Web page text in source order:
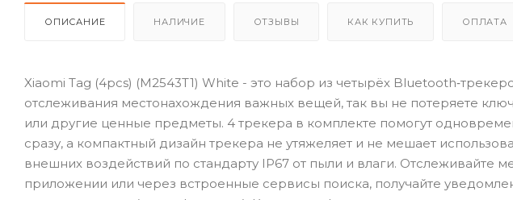
ОПИСАНИЕ НАЛИЧИЕ ОТЗЫВЫ КАК КУПИТЬ ОПЛАТА
Xiaomi Tag (4pcs) (M2543T1) White - это набор из четырёх
отслеживания местонахождения важных вещей, так вы не потеряете
или другие ценные предметы. 4 трекера в комплекте помогут
сразу, а компактный дизайн трекера не утяжеляет и не мешает
внешних воздействий по стандарту IP67 от пыли и влаги.
приложении или через встроенные сервисы поиска, получайте